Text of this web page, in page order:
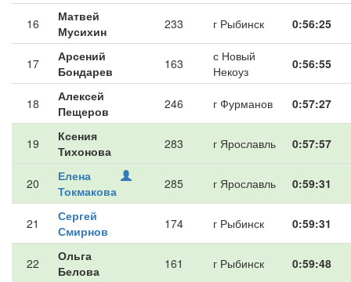
16
Матвей
Мусихин
233 г Рыбинск 0:56:25
17
Арсений
Бондарев
163
с Новый
Некоуз
0:56:55
18
Алексей
Пещеров
246 г Фурманов 0:57:27
19
Ксения
Тихонова
283 г Ярославль 0:57:57
20
Елена
Токмакова
285 г Ярославль 0:59:31
21
Сергей
Смирнов
174 г Рыбинск 0:59:31
22
Ольга
Белова
161 г Рыбинск 0:59:48